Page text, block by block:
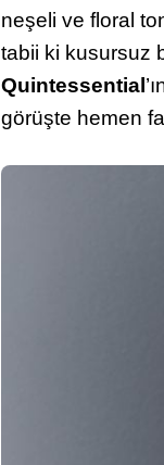
neşeli ve floral
tabii ki kusursuz
Quintessential
görüşte hemen